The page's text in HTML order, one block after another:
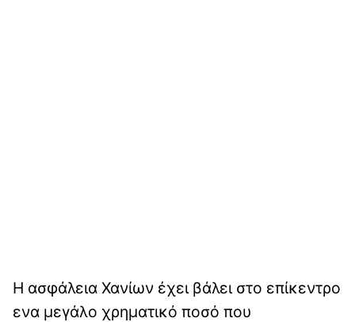
Η ασφάλεια Χανίων έχει βάλει στο επίκεντρο
ενα μεγάλο χρηματικό ποσό που